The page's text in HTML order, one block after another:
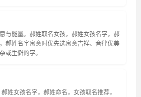
与能量。郝姓取名女孩，郝姓女孩名字，郝
郝姓名字寓意时优先选寓意吉祥、音律优美
或生僻的字。
姓女孩名字，郝姓命名，女孩取名推荐，